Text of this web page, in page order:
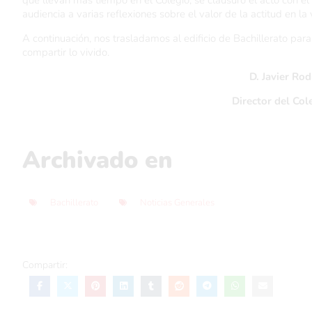
audiencia a varias reflexiones sobre el valor de la actitud en la
A continuación, nos trasladamos al edificio de Bachillerato
compartir lo vivido.
D. Javier
Director del
Archivado en
Compartir: